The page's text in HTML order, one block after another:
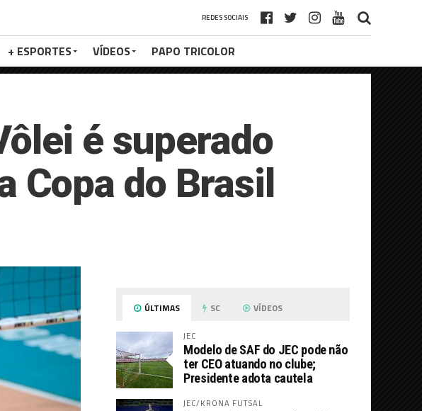
REDES SOCIAIS
+ ESPORTES VÍDEOS PAPO TRICOLOR
é superado
Copa do Brasil
ÚLTIMAS SC VÍDEOS
JEC
Modelo de SAF do JEC pode não
ter CEO atuando no clube;
Presidente adota cautela
JEC/KRONA FUTSAL